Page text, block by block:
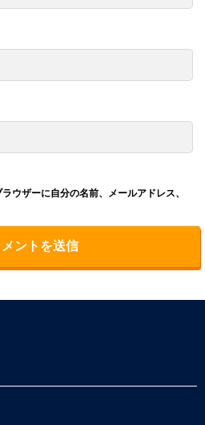
ウザーに自分の名前、メールアドレス、